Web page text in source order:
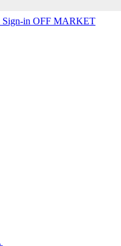
Sign-in OFF MARKET